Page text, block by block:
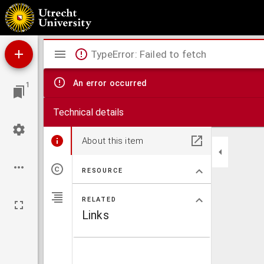
ABschidt des Reichstags zu Speyer Anno M.D.xxix.: Sampt der keiserlichen
Widertauffen halber außgangen.
1
Mirador
viewer
TypeError: Failed to fetch
An error occurred
Technical details
About this item
RESOURCE
RELATED
Links